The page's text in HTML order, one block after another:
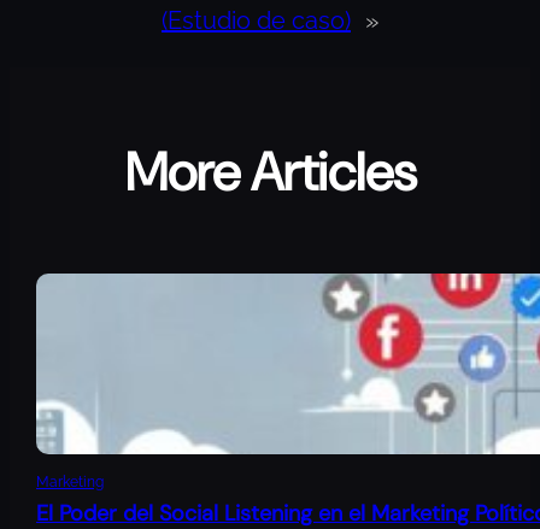
(Estudio de caso) »
More Articles
Marketing
El Poder del Social Listening en el Marketing